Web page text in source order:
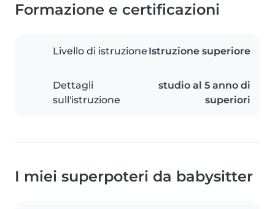
Formazione e certificazioni
Livello di istruzione Istruzione superiore
Dettagli
sull'istruzione
studio al 5 anno di
superiori
I miei superpoteri da babysitter